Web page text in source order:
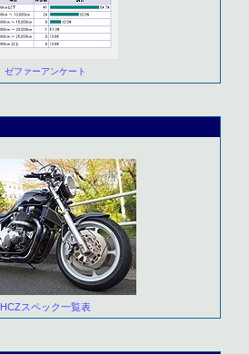
ゼファーアンケート
HCZスペック一覧表